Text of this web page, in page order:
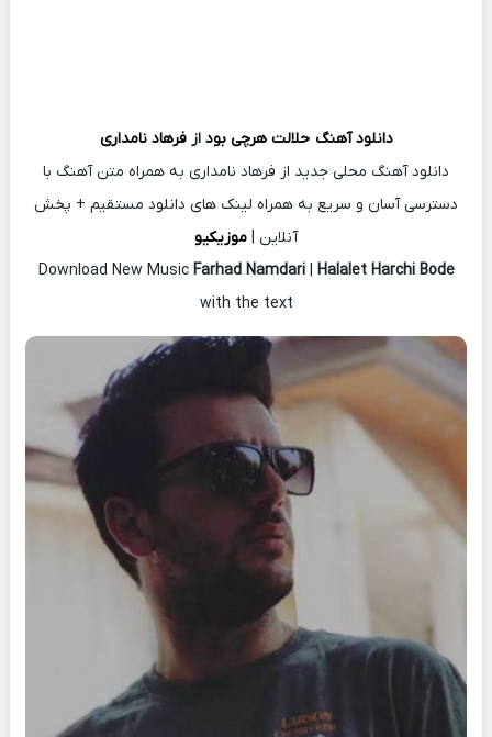
دانلود آهنگ حلالت هرچی بود ازفرهاد نامداری
دانلود آهنگ محلی جدید از فرهاد نامداری به همراه متن آهنگ با
دسترسی آسان و سریع به همراه لینک های دانلود مستقیم + پخش
آنلاین | موزیکیو
Download New Music Farhad Namdari| Halalet Harchi Bode
with the text